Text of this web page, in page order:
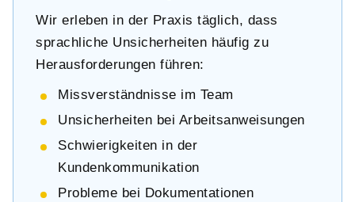
Wir erleben in der Praxis täglich, dass
sprachliche Unsicherheiten häufig zu
Herausforderungen führen:
Missverständnisse im Team
Unsicherheiten bei Arbeitsanweisungen
Schwierigkeiten in der
Kundenkommunikation
Probleme bei Dokumentationen